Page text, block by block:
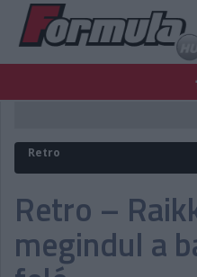
FORMULA
PODCAST
DIGITÁLIS MAGAZIN
Retro
Retro –
megindul a